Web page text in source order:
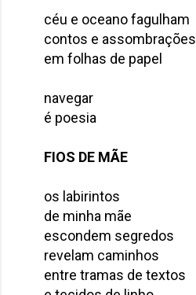
céu e oceano fagulham
contos e assombrações
em folhas de papel
navegar
é poesia
FIOS DE MÃE
os labirintos
de minha mãe
escondem segredos
revelam caminhos
entre tramas de textos